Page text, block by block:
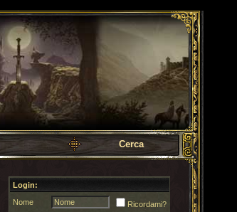
Cerca
Login:
Nome
Ricordami?